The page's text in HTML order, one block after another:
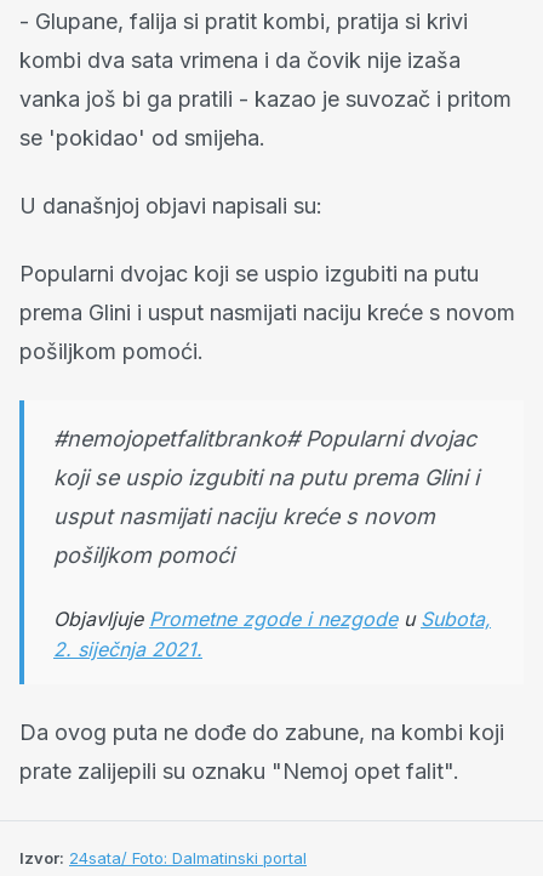
- Glupane, falija si pratit kombi, pratija si krivi
kombi dva sata vrimena i da čovik nije izaša
vanka još bi ga pratili - kazao je suvozač i pritom
se 'pokidao' od smijeha.
U današnjoj objavi napisali su:
Popularni dvojac koji se uspio izgubiti na putu
prema Glini i usput nasmijati naciju kreće s novom
pošiljkom pomoći.
#nemojopetfalitbranko# Popularni dvojac
koji se uspio izgubiti na putu prema Glini i
usput nasmijati naciju kreće s novom
pošiljkom pomoći
Objavljuje Prometne zgode i nezgodeu Subota,
2. siječnja 2021.
Da ovog puta ne dođe do zabune, na kombi koji
prate zalijepili su oznaku "Nemoj opet falit".
Izvor: 24sata/ Foto: Dalmatinski portal